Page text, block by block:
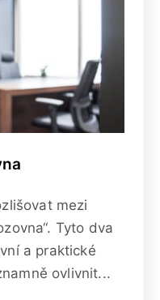
mezi
Tyto dva
a praktické
ovlivnit...